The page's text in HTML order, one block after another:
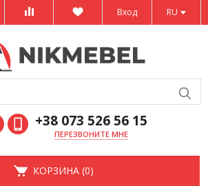
RU
Вход
+38 073 526 56 15
ПЕРЕЗВОНИТЕ МНЕ
КОРЗИНА (0)